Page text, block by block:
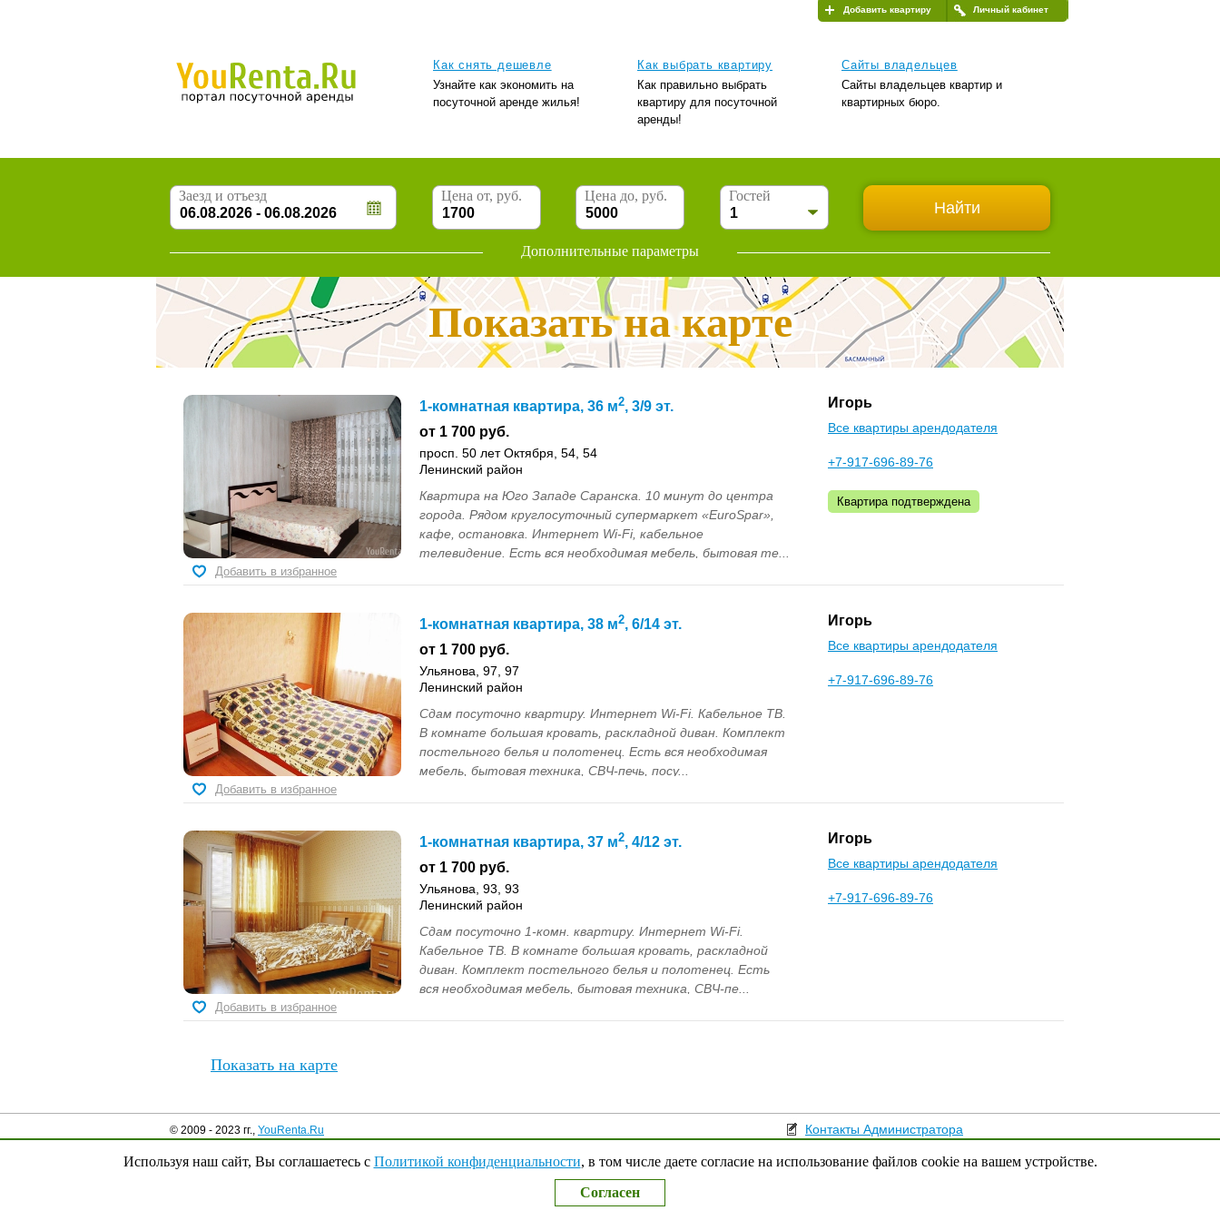
Личный кабинет
Добавить квартиру
Как снять дешевле
Узнайте как экономить на
посуточной аренде жилья!
Как выбрать квартиру
Как правильно выбрать
квартиру для посуточной
аренды!
Сайты владельцев
Сайты владельцев квартир и
квартирных бюро.
Заезд и отъезд Цена от, руб. Цена до, руб. Гостей
Дополнительные параметры
Показать на карте
1-комнатная квартира, 36 м2, 3/9 эт.
от 1 700 руб.
просп. 50 лет Октября, 54, 54
Ленинский район
Квартира на Юго Западе Саранска. 10 минут до центра
города. Рядом круглосуточный супермаркет «EuroSpar»,
кафе, остановка. Интернет Wi-Fi, кабельное
телевидение. Есть вся необходимая мебель, бытовая те...
Игорь
Все квартиры арендодателя
+7-917-696-89-76
Квартира подтверждена
Добавить в избранное
1-комнатная квартира, 38 м2, 6/14 эт.
от 1 700 руб.
Ульянова, 97, 97
Ленинский район
Сдам посуточно квартиру. Интернет Wi-Fi. Кабельное ТВ.
В комнате большая кровать, раскладной диван. Комплект
постельного белья и полотенец. Есть вся необходимая
мебель, бытовая техника, СВЧ-печь, посу...
Игорь
Все квартиры арендодателя
+7-917-696-89-76
Добавить в избранное
1-комнатная квартира, 37 м2, 4/12 эт.
от 1 700 руб.
Ульянова, 93, 93
Ленинский район
Сдам посуточно 1-комн. квартиру. Интернет Wi-Fi.
Кабельное ТВ. В комнате большая кровать, раскладной
диван. Комплект постельного белья и полотенец. Есть
вся необходимая мебель, бытовая техника, СВЧ-пе...
Игорь
Все квартиры арендодателя
+7-917-696-89-76
Добавить в избранное
Показать на карте
© 2009 - 2023 гг., YouRenta.Ru Контакты Администратора
Политика конфиденциальности
Используя наш сайт, Вы соглашаетесь с Политикой конфиденциальности, в том числе даете согласие на использование файлов cookie на вашем устройстве.
Согласен